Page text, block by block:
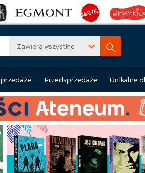
Zawiera wszystkie
Przedsprzedaże Unikalne